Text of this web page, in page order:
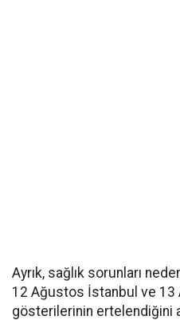
Ayrık, sağlık sorunları
12 Ağustos İstanbul ve 13
gösterilerinin ertelendiğini